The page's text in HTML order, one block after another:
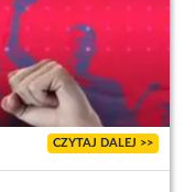
CZYTAJ DALEJ >>